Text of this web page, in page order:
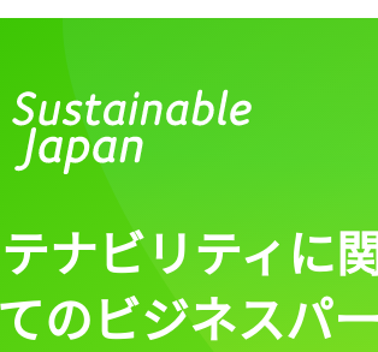
ログイン
ナビリティに
のビジネスパ